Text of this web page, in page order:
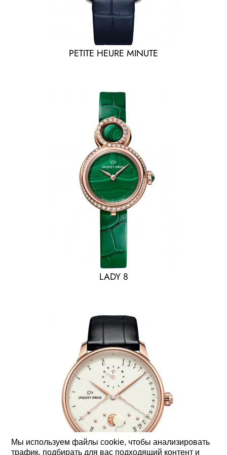
Мы используем файлы cookie, чтобы анализировать
трафик, подбирать для вас подходящий контент и
PETITE HEURE MINUTE
LADY 8